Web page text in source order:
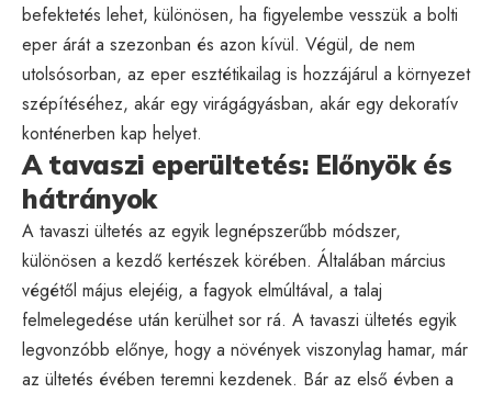
befektetés lehet, különösen, ha figyelembe vesszük a bolti
eper árát a szezonban és azon kívül. Végül, de nem
utolsósorban, az eper esztétikailag is hozzájárul a környezet
szépítéséhez, akár egy virágágyásban, akár egy dekoratív
konténerben kap helyet.
A tavaszi eperültetés: Előnyök és
hátrányok
A tavaszi ültetés az egyik legnépszerűbb módszer,
különösen a kezdő kertészek körében. Általában március
végétől május elejéig, a fagyok elmúltával, a talaj
felmelegedése után kerülhet sor rá. A tavaszi ültetés egyik
legvonzóbb előnye, hogy a növények viszonylag hamar, már
az ültetés évében teremni kezdenek. Bár az első évben a